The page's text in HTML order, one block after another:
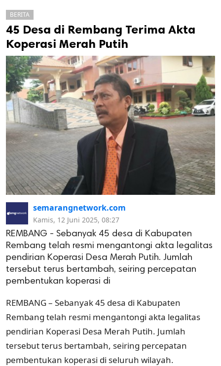
cipta.
BERITA
45 Desa di Rembang Terima Akta
Koperasi Merah Putih
semarangnetwork.com
Kamis, 12 Juni 2025, 08:27
REMBANG - Sebanyak 45 desa di Kabupaten
Rembang telah resmi mengantongi akta legalitas
pendirian Koperasi Desa Merah Putih. Jumlah
tersebut terus bertambah, seiring percepatan
pembentukan koperasi di
REMBANG – Sebanyak 45 desa di Kabupaten
Rembang telah resmi mengantongi akta legalitas
pendirian Koperasi Desa Merah Putih. Jumlah
tersebut terus bertambah, seiring percepatan
pembentukan koperasi di seluruh wilayah.